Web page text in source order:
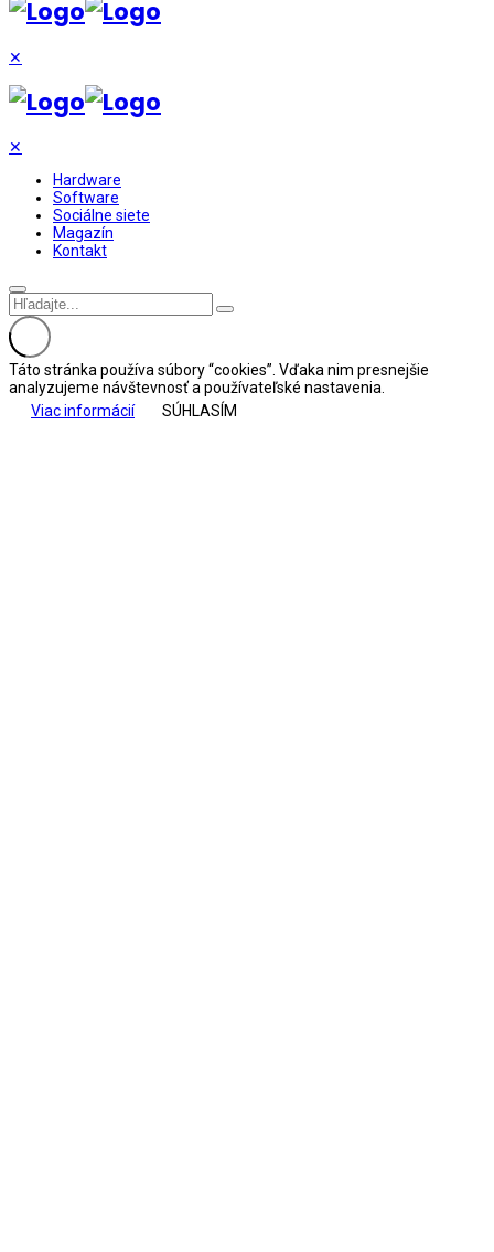
✕
✕
Hardware
Software
Sociálne siete
Magazín
Kontakt
Táto stránka používa súbory “cookies”. Vďaka nim presnejšie
analyzujeme návštevnosť a používateľské nastavenia.
Viac informácií
SÚHLASÍM